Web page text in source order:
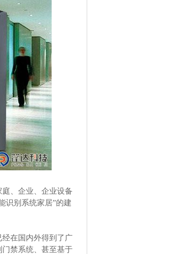
、企业、企业设备
识别系统家居”的建
在国内外得到了广
禁系统、甚至基于